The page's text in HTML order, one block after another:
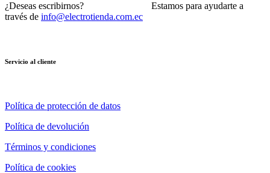
¿Deseas escribirnos? Estamos para ayudarte a
través de info@electrotienda.com.ec
Servicio al cliente
Política de protección de datos
Política de devolución
Términos y condiciones
Política de cookies